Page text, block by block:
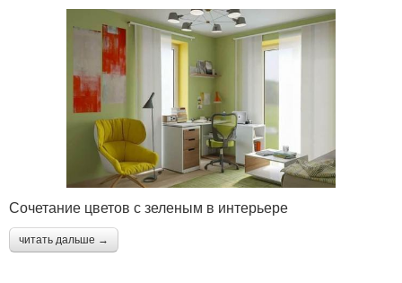
Сочетание цветов с зеленым в интерьере
читать дальше →